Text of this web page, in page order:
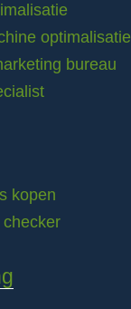
optimalisatie
bureau
kopen